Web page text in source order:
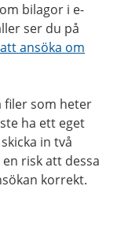
bilagor i e-
ser du på
ansöka om
filer som heter
ha ett eget
in två
risk att dessa
korrekt.